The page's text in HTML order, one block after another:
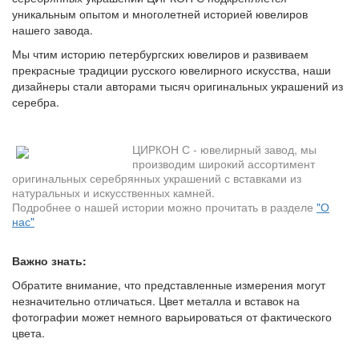
уникальным опытом и многолетней историей ювелиров
нашего завода.
Мы чтим историю петербургских ювелиров и развиваем
прекрасные традиции русского ювелирного искусства, наши
дизайнеры стали авторами тысяч оригинальных украшений из
серебра.
ЦИРКОН С - ювелирный завод, мы
производим широкий ассортимент
оригинальных серебрянных украшений с вставками из
натуральных и искусственных камней.
Подробнее о нашей истории можно прочитать в разделе "О
нас"
Важно знать:
Обратите внимание, что представленные измерения могут
незначительно отличаться. Цвет металла и вставок на
фотографии может немного варьироваться от фактического
цвета.